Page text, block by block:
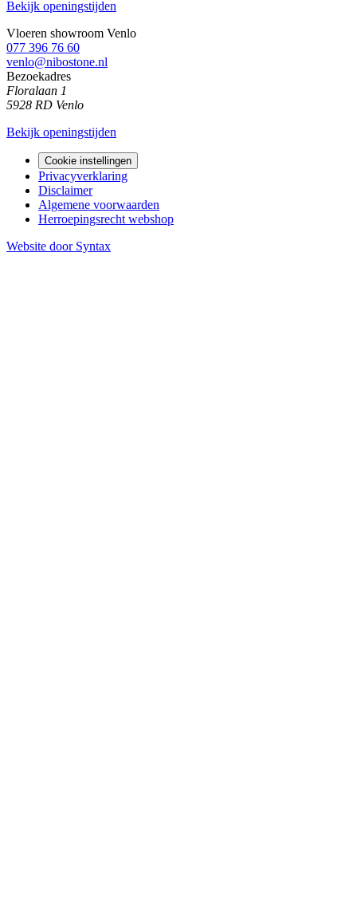
Bekijk openingstijden
Vloeren showroom Venlo
077 396 76 60
venlo@nibostone.nl
Bezoekadres
Floralaan 1
5928 RD Venlo
Bekijk openingstijden
Cookie instellingen
Privacyverklaring
Disclaimer
Algemene voorwaarden
Herroepingsrecht webshop
Website door Syntax